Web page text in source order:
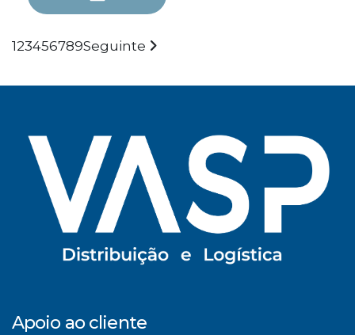
123456789Seguinte
Apoio ao cliente